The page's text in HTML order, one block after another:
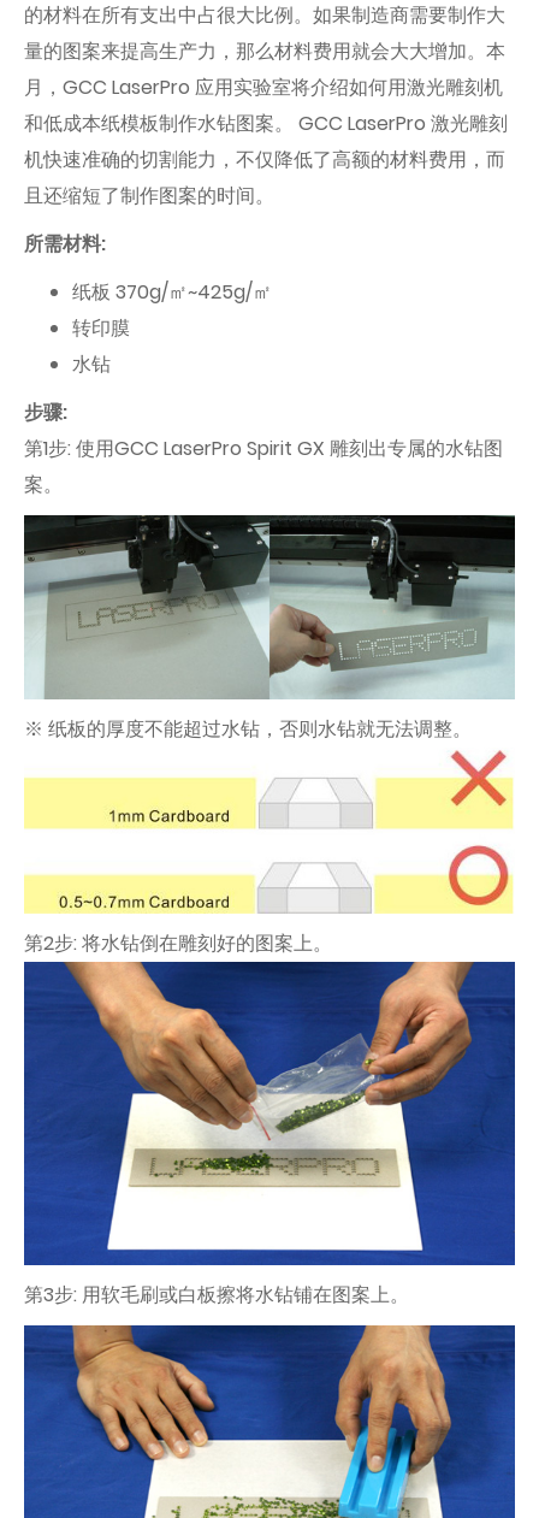
的材料在所有支出中占很大比例。如果制造商需要制作大
量的图案来提高生产力，那么材料费用就会大大增加。本
月，GCC LaserPro 应用实验室将介绍如何用激光雕刻机
和低成本纸模板制作水钻图案。 GCC LaserPro 激光雕刻
机快速准确的切割能力，不仅降低了高额的材料费用，而
且还缩短了制作图案的时间。
所需材料:
纸板 370g/㎡~425g/㎡
转印膜
水钻
步骤:
第1步: 使用GCC LaserPro Spirit GX 雕刻出专属的水钻图
案。
※ 纸板的厚度不能超过水钻，否则水钻就无法调整。
第2步: 将水钻倒在雕刻好的图案上。
第3步: 用软毛刷或白板擦将水钻铺在图案上。